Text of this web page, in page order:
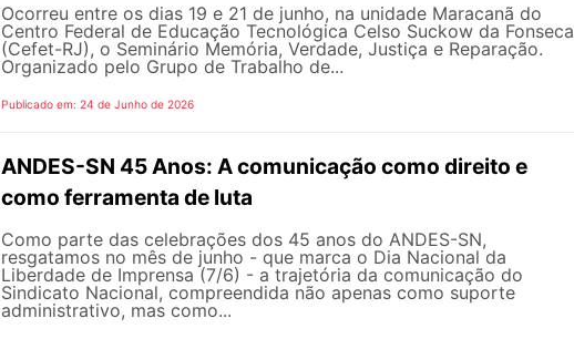
Ocorreu entre os dias 19 e 21 de junho, na unidade Maracanã do
Centro Federal de Educação Tecnológica Celso Suckow da Fonseca
(Cefet-RJ), o Seminário Memória, Verdade, Justiça e Reparação.
Organizado pelo Grupo de Trabalho de...
Publicado em: 24 de Junho de 2026
ANDES-SN 45 Anos: A comunicação como direito e
como ferramenta de luta
Como parte das celebrações dos 45 anos do ANDES-SN,
resgatamos no mês de junho - que marca o Dia Nacional da
Liberdade de Imprensa (7/6) - a trajetória da comunicação do
Sindicato Nacional, compreendida não apenas como suporte
administrativo, mas como...